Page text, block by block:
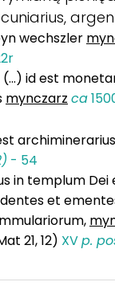
wechszler
(…) id est
mynczarz ca
archiminerarius
- 54
in templum Dei
et
21, 12) XVp.